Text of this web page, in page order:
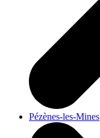
Pézènes-les-Mines